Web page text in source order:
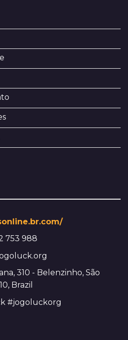
753 988
310 - Belenzinho, São
Brazil
#jogoluckorg